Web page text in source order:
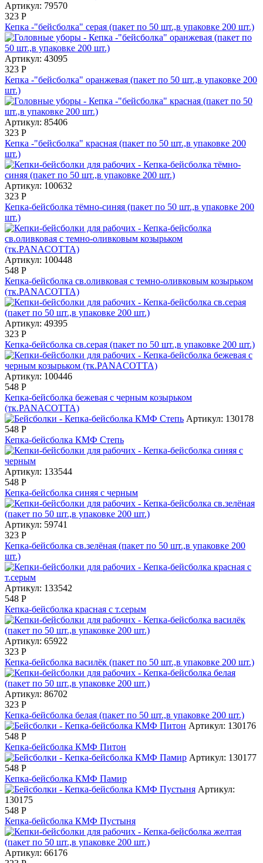
Артикул: 79570
323 Р
Кепка -"бейсболка" серая (пакет по 50 шт.,в упаковке 200 шт.)
Артикул: 43095
323 Р
Кепка -"бейсболка" оранжевая (пакет по 50 шт.,в упаковке 200
шт.)
Артикул: 85406
323 Р
Кепка -"бейсболка" красная (пакет по 50 шт.,в упаковке 200
шт.)
Артикул: 100632
323 Р
Кепка-бейсболка тёмно-синяя (пакет по 50 шт.,в упаковке 200
шт.)
Артикул: 100448
548 Р
Кепка-бейсболка св.оливковая с темно-оливковым козырьком
(тк.PANACOTTA)
Артикул: 49395
323 Р
Кепка-бейсболка св.серая (пакет по 50 шт.,в упаковке 200 шт.)
Артикул: 100446
548 Р
Кепка-бейсболка бежевая с черным козырьком
(тк.PANACOTTA)
Артикул: 130178
548 Р
Кепка-бейсболка КМФ Степь
Артикул: 133544
548 Р
Кепка-бейсболка синяя с черным
Артикул: 59741
323 Р
Кепка-бейсболка св.зелёная (пакет по 50 шт.,в упаковке 200
шт.)
Артикул: 133542
548 Р
Кепка-бейсболка красная с т.серым
Артикул: 65922
323 Р
Кепка-бейсболка василёк (пакет по 50 шт.,в упаковке 200 шт.)
Артикул: 86702
323 Р
Кепка-бейсболка белая (пакет по 50 шт.,в упаковке 200 шт.)
Артикул: 130176
548 Р
Кепка-бейсболка КМФ Питон
Артикул: 130177
548 Р
Кепка-бейсболка КМФ Памир
Артикул:
130175
548 Р
Кепка-бейсболка КМФ Пустыня
Артикул: 66176